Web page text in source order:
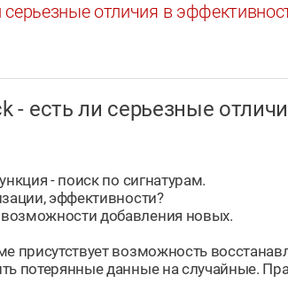
серьезные отличия в
- есть ли серьезные
- поиск по сигнатурам.
эффективности?
добавления новых.
присутствует возможность
потерянные данные на случайные.